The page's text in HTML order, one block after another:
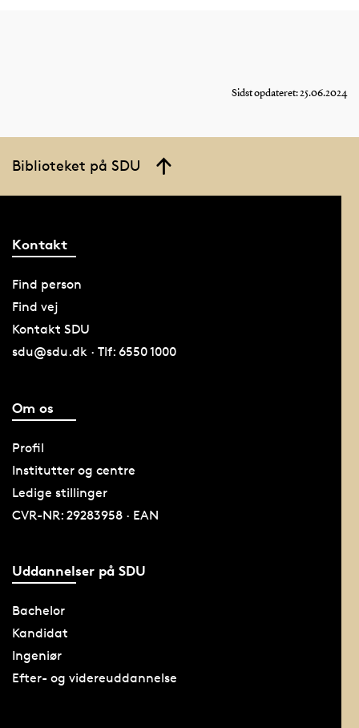
Sidst opdateret: 25.06.2024
Biblioteket på SDU
Kontakt
Find person
Find vej
Kontakt SDU
sdu@sdu.dk · Tlf: 6550 1000
Om os
Profil
Institutter og centre
Ledige stillinger
CVR-NR: 29283958 · EAN
Uddannelser på SDU
Bachelor
Kandidat
Ingeniør
Efter- og videreuddannelse